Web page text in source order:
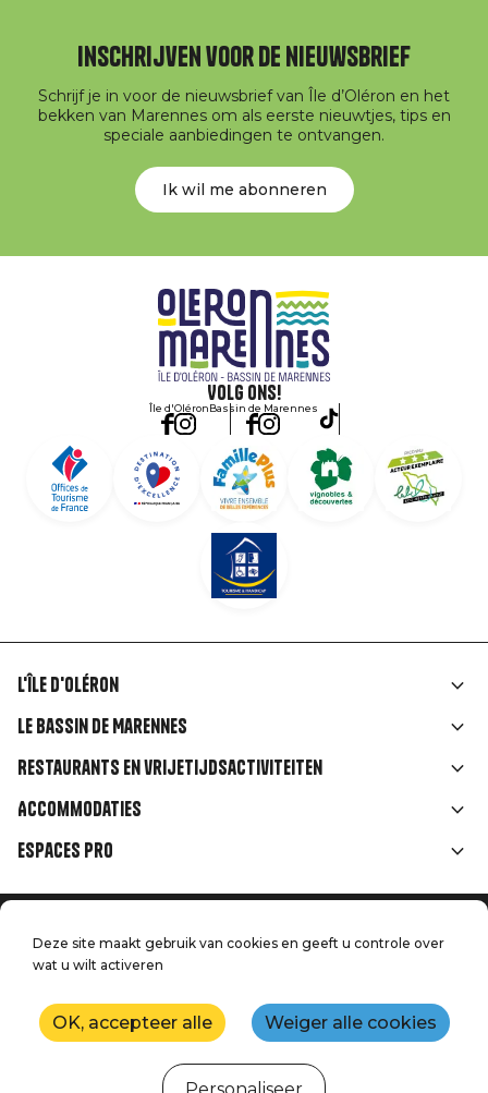
Inschrijven voor de nieuwsbrief
Schrijf je in voor de nieuwsbrief van Île d’Oléron en het
bekken van Marennes om als eerste nieuwtjes, tips en
speciale aanbiedingen te ontvangen.
Ik wil me abonneren
Volg ons!
Île d'OléronBassin de Marennes
Liens
rubriques
L'île d'Oléron
Le Bassin de Marennes
Restaurants en vrijetijdsactiviteiten
Accommodaties
Espaces Pro
Menu
de
Juridische informatie
Druk op
Neem contact met ons op
Kaart
Productie: StudioJuillet
Deze site maakt gebruik van cookies en geeft u controle over
wat u wilt activeren
OK, accepteer alle Weiger alle cookies